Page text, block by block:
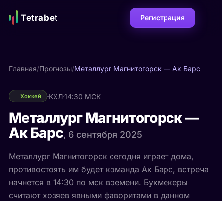
Tetrabet Регистрация
Главная/Прогнозы/Металлург Магнитогорск — Ак Барс
Хоккей КХЛ14:30 МСК
Металлург Магнитогорск —
Ак Барс, 6 сентября 2025
Металлург Магнитогорск сегодня играет дома,
противостоять им будет команда Ак Барс, встреча
начнется в 14:30 по мск времени. Букмекеры
считают хозяев явными фаворитами в данном